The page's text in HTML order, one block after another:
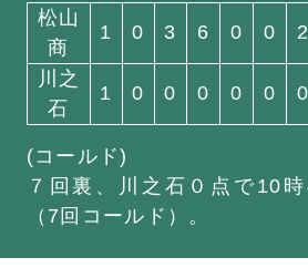
松山
商
1 0 3 6 0 0 2
川之
石
1 0 0 0 0 0 0
(コールド)
７回裏、川之石０点で10
（7回コールド）。